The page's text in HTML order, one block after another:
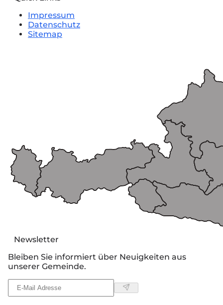
Impressum
Datenschutz
Sitemap
Newsletter
Bleiben Sie informiert über Neuigkeiten aus
unserer Gemeinde.